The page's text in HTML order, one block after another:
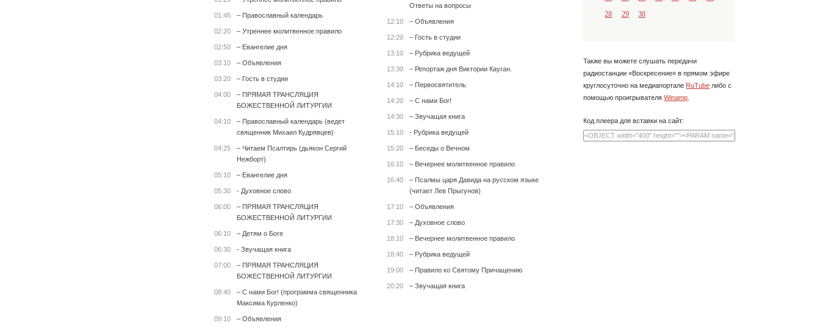
01:45 – Православный календарь
02:20 – Утреннее молитвенное правило
02:50 – Евангелие дня
03:10 – Объявления
03:20 – Гость в студии
04:00
– ПРЯМАЯ ТРАНСЛЯЦИЯ
БОЖЕСТВЕННОЙ ЛИТУРГИИ
04:10
– Православный календарь (ведет
священник Михаил Кудрявцев)
04:25
– Читаем Псалтирь (дьякон Сергий
Нежборт)
05:10 – Евангелие дня
05:30 - Духовное слово
06:00
– ПРЯМАЯ ТРАНСЛЯЦИЯ
БОЖЕСТВЕННОЙ ЛИТУРГИИ
06:10 – Детям о Боге
06:30 - Звучащая книга
07:00
– ПРЯМАЯ ТРАНСЛЯЦИЯ
БОЖЕСТВЕННОЙ ЛИТУРГИИ
08:40
– С нами Бог! (программа священника
Максима Курленко)
09:10 – Объявления
Ответы на вопросы
12:10 – Объявления
12:20 – Гость в студии
13:10 – Рубрика ведущей
13:30 – Репортаж дня Виктории Кауган.
14:10 – Первосвятитель
14:20 – С нами Бог!
14:30 – Звучащая книга
15:10 - Рубрика ведущей
15:20 – Беседы о Вечном
16:10 – Вечернее молитвенное правило
16:40
– Псалмы царя Давида на русском языке
(читает Лев Прыгунов)
17:10 – Объявления
17:30 – Духовное слово
18:10 – Вечернее молитвенное правило
18:40 – Рубрика ведущей
19:00 – Правило ко Святому Причащению
20:20 – Звучащая книга
28
29 30
Также вы можете слушать передачи
радиостанции «Воскресение» в прямом эфире
круглосуточно на медиапортале RuTube либо с
помощью проигрывателяWinamp.
Код плеера для вставки на сайт: